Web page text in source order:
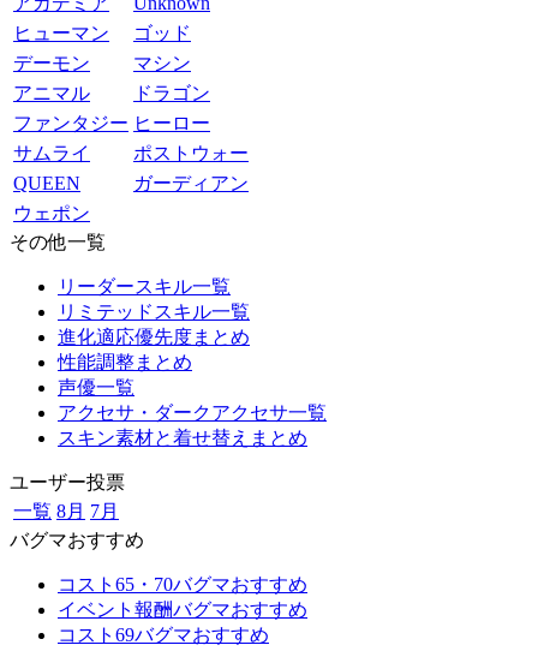
ヒューマン
ゴッド
デーモン
マシン
アニマル
ドラゴン
ファンタジー ヒーロー
サムライ
ポストウォー
QUEEN
ガーディアン
ウェポン
その他一覧
リーダースキル一覧
リミテッドスキル一覧
進化適応優先度まとめ
性能調整まとめ
声優一覧
アクセサ・ダークアクセサ一覧
スキン素材と着せ替えまとめ
ユーザー投票
一覧 8月 7月
バグマおすすめ
コスト65・70バグマおすすめ
イベント報酬バグマおすすめ
コスト69バグマおすすめ